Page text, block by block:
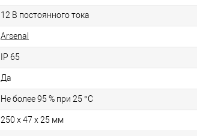
12 В постоянного тока
Arsenal
IP 65
Да
Не более 95 % при 25 °С
250 х 47 х 25 мм